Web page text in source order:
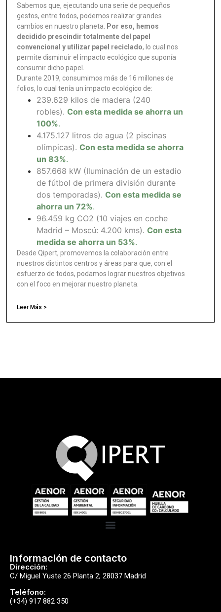
Sabemos que, ejecutando una serie de pequeños
gestos, entre todos, podemos realizar grandes
cambios en nuestro planeta.
Por eso, hemos
decidido prescindir totalmente del papel
convencional y utilizar papel reciclado, lo cual nos
permite disminuir el impacto ecológico que suponía
consumir dicho papel.
Durante 2019, consumimos más de 16 millones de
folios, lo cual tenía un impacto ecológico de:
239.629 kilos de madera (240
robles). Con esta medida se ahorra un
100%.
4.175.127 litros de agua (2 piscinas
olímpicas). Con esta medida se ahorra
un 83%.
857.668 kW (Iluminación de un estadio
de fútbol de primera división durante
dos temporadas). Con esta medida se
ahorra un 72%.
96.459 kg CO2 (10 viajes en coche
Madrid – Moscú: 4.200 kms). Con esta
medida se ahorra un 53%.
Desde Qipert, promovemos la colaboración entre
nuestros distintos centros y áreas para que, con el
esfuerzo de todos, podamos lograr nuestros objetivos
con el foco en mejorar nuestro planeta.
Leer Más >
Información de contacto
Dirección:
C/ Miguel Yuste 26 Planta 2; 28037 Madrid
Teléfono:
(+34) 917 882 350